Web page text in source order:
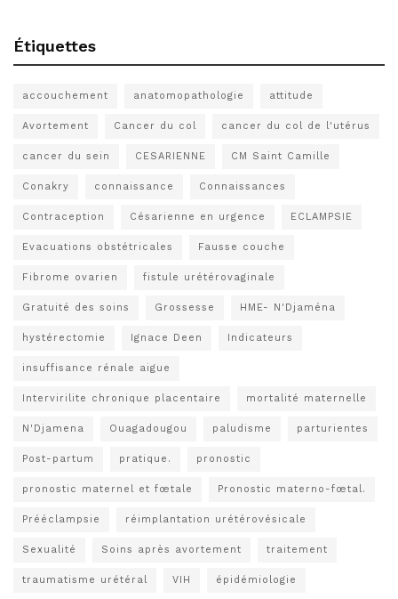
Étiquettes
accouchement anatomopathologie attitude
Avortement Cancer du col cancer du col de l'utérus
cancer du sein CESARIENNE CM Saint Camille
Conakry connaissance Connaissances
Contraception Césarienne en urgence ECLAMPSIE
Evacuations obstétricales Fausse couche
Fibrome ovarien fistule urétérovaginale
Gratuité des soins Grossesse HME- N'Djaména
hystérectomie Ignace Deen Indicateurs
insuffisance rénale aigue
Intervirilite chronique placentaire mortalité maternelle
N'Djamena Ouagadougou paludisme parturientes
Post-partum pratique. pronostic
pronostic maternel et fœtale Pronostic materno-fœtal.
Prééclampsie réimplantation urétérovésicale
Sexualité Soins après avortement traitement
traumatisme urétéral VIH épidémiologie